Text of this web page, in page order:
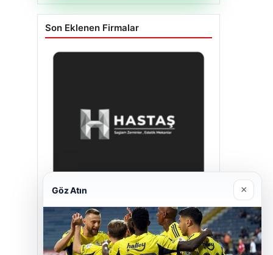
Son Eklenen Firmalar
Hastaş Beton
26/05/2026
Göz Atın ×